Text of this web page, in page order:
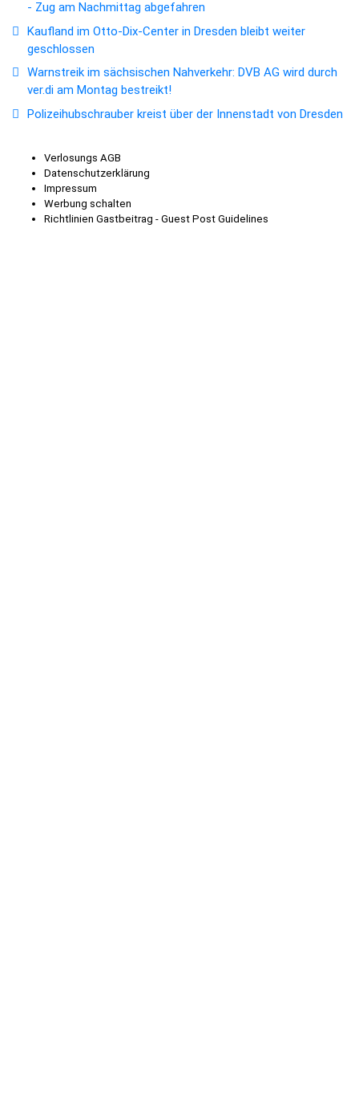
- Zug am Nachmittag abgefahren
Kaufland im Otto-Dix-Center in Dresden bleibt weiter
geschlossen
Warnstreik im sächsischen Nahverkehr: DVB AG wird durch
ver.di am Montag bestreikt!
Polizeihubschrauber kreist über der Innenstadt von Dresden
Verlosungs AGB
Datenschutzerklärung
Impressum
Werbung schalten
Richtlinien Gastbeitrag - Guest Post Guidelines